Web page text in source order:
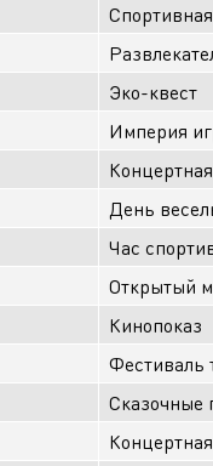
Эко-квест
Империя
День
Час
Открытый
Кинопоказ
Фестиваль
Сказочные